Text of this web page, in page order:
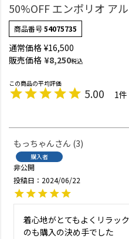
50%OFF エンポリオ ア
レッチ テリー スウェッ
ンズ 54075735
商品番号54075735
通常価格 ¥16,500
販売価格 ¥8,250税込
5.00 1
もっちゃん
3
購入者
非公開
投稿日
2024/06/22
着心地がとてもよくリラッ
のも購入の決め手でした